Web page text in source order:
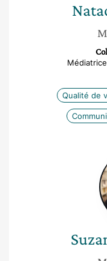
Qualité de